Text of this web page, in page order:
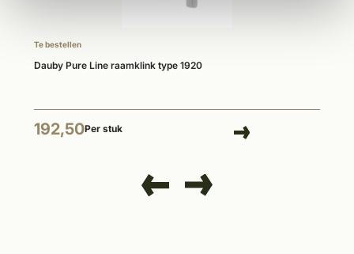
Te bestellen
Dauby Pure Line raamklink type 1920
192,50Per stuk